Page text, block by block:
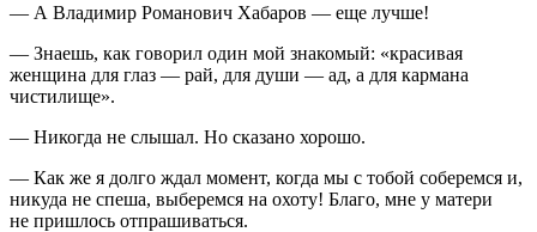
— А Владимир Романович Хабаров — еще лучше!
— Знаешь, как говорил один мой знакомый: «красивая
женщина для глаз — рай, для души — ад, а для кармана
чистилище».
— Никогда не слышал. Но сказано хорошо.
— Как же я долго ждал момент, когда мы с тобой соберемся и,
никуда не спеша, выберемся на охоту! Благо, мне у матери
не пришлось отпрашиваться.